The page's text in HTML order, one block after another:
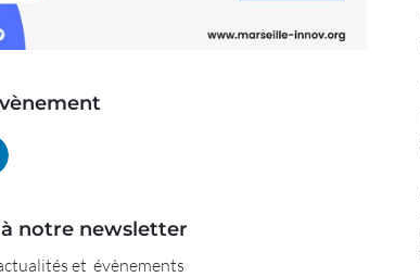
notre newsletter
et évènements